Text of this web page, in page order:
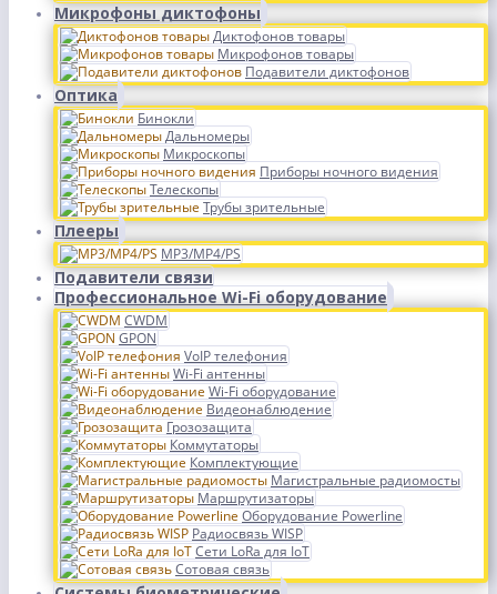
Микрофоны диктофоны
Диктофонов товары
Микрофонов товары
Подавители диктофонов
Оптика
Бинокли
Дальномеры
Микроскопы
Приборы ночного видения
Телескопы
Трубы зрительные
Плееры
MP3/MP4/PS
Подавители связи
Профессиональное Wi-Fi оборудование
CWDM
GPON
VoIP телефония
Wi-Fi антенны
Wi-Fi оборудование
Видеонаблюдение
Грозозащита
Коммутаторы
Комплектующие
Магистральные радиомосты
Маршрутизаторы
Оборудование Powerline
Радиосвязь WISP
Сети LoRa для IoT
Сотовая связь